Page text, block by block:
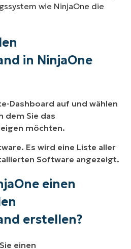
wie NinjaOne die
in NinjaOne
Dashboard auf und wählen
dem Sie das
möchten.
Es wird eine Liste aller
Software angezeigt.
einen
erstellen?
einen